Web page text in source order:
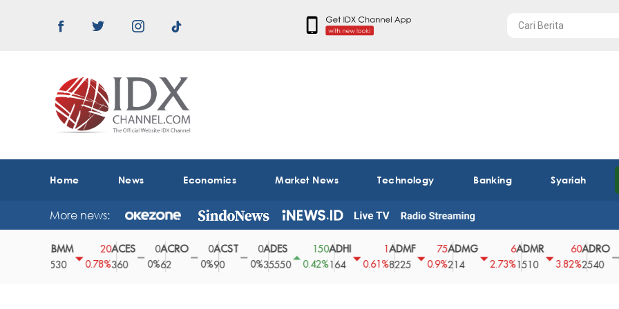
Home News Economics Market News Technology Banking Syariah
More news:
ABMM
0.78%
ACES
360
0
0%
ACRO
62
0
ACST
90
0
ADES
35550
0.42%
ADHI
164
0.61%
ADMF
8225
0.9%
ADMG
214
2.73%
ADMR
1510
3.82%
ADRO
2540
0
0%